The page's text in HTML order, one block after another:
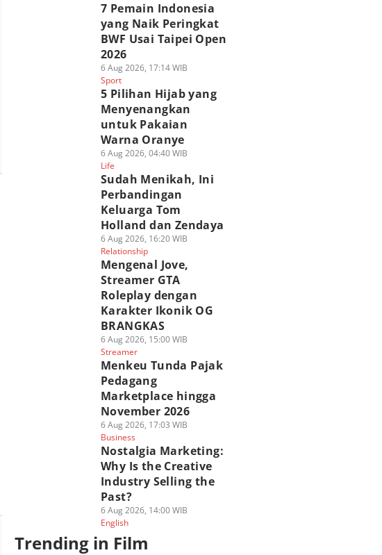
7 Pemain Indonesia
yang Naik Peringkat
BWF Usai Taipei Open
2026
6 Aug 2026, 17:14 WIB
Sport
5 Pilihan Hijab yang
Menyenangkan
untuk Pakaian
Warna Oranye
6 Aug 2026, 04:40 WIB
Life
Sudah Menikah, Ini
Perbandingan
Keluarga Tom
Holland dan Zendaya
6 Aug 2026, 16:20 WIB
Relationship
Mengenal Jove,
Streamer GTA
Roleplay dengan
Karakter Ikonik OG
BRANGKAS
6 Aug 2026, 15:00 WIB
Streamer
Menkeu Tunda Pajak
Pedagang
Marketplace hingga
November 2026
6 Aug 2026, 17:03 WIB
Business
Nostalgia Marketing:
Why Is the Creative
Industry Selling the
Past?
6 Aug 2026, 14:00 WIB
English
Trending in Film